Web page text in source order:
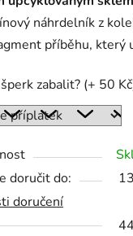
náhrdelník z
příběhu, který
zabalit? (+ 50
doručit do:
doručení